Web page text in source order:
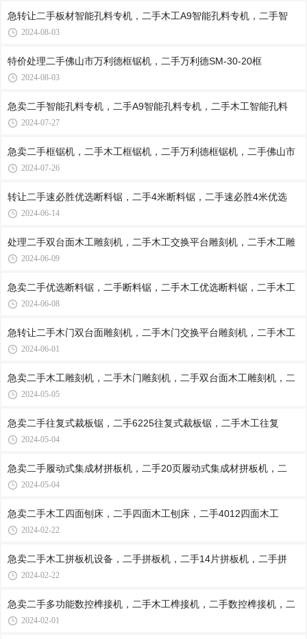
急转让二手板材智能孔料专机，二手木工A9智能孔料专机，二手智
2024-08-03
特价处理二手佛山市万利德框锯机，二手万利德SM-30-20框
2024-08-03
急卖二手智能孔料专机，二手A9智能孔料专机，二手木工智能孔料
2024-07-27
急卖二手框锯机，二手木工框锯机，二手万利德框锯机，二手佛山市
2024-07-26
转让二手速必胜优选断料锯，二手4米断料锯，二手速必胜4米优选
2024-06-14
处理二手双台面木工雕刻机，二手木工交换平台雕刻机，二手木工雕
2024-06-09
急卖二手优选断料锯，二手断料锯，二手木工优选断料锯，二手木工
2024-06-08
急转让二手木门双台面雕刻机，二手木门交换平台雕刻机，二手木工
2024-06-01
急卖二手木工雕刻机，二手木门雕刻机，二手双台面木工雕刻机，二
2024-05-05
急卖二手往复式裁板锯，二手6225往复式裁板锯，二手木工往复
2024-05-04
急卖二手履动式集成材拼板机，二手20页履动式集成材拼板机，二
2024-05-04
急卖二手木工四面刨床，二手四面木工刨床，二手4012四面木工
2024-02-22
急卖二手木工拼板机设备，二手拼板机，二手14片拼板机，二手拼
2024-02-22
急卖二手多功能数控榫接机，二手木工榫接机，二手数控榫接机，二
2024-02-01